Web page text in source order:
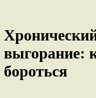
выгорание:
бороться